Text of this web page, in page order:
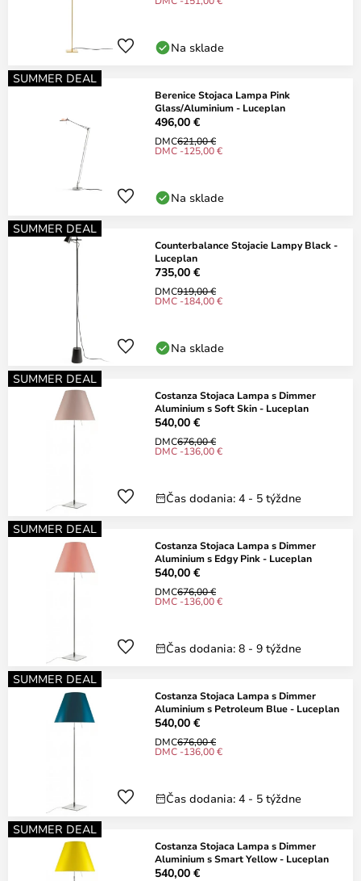
Na sklade
SUMMER DEAL
Berenice Stojaca Lampa Pink
Glass/Aluminium - Luceplan
496,00 €
DMC621,00 €
DMC -125,00 €
Na sklade
SUMMER DEAL
Counterbalance Stojacie Lampy Black -
Luceplan
735,00 €
DMC919,00 €
DMC -184,00 €
Na sklade
SUMMER DEAL
Costanza Stojaca Lampa s Dimmer
Aluminium s Soft Skin - Luceplan
540,00 €
DMC676,00 €
DMC -136,00 €
Čas dodania: 4 - 5 týždne
SUMMER DEAL
Costanza Stojaca Lampa s Dimmer
Aluminium s Edgy Pink - Luceplan
540,00 €
DMC676,00 €
DMC -136,00 €
Čas dodania: 8 - 9 týždne
SUMMER DEAL
Costanza Stojaca Lampa s Dimmer
Aluminium s Petroleum Blue - Luceplan
540,00 €
DMC676,00 €
DMC -136,00 €
Čas dodania: 4 - 5 týždne
SUMMER DEAL
Costanza Stojaca Lampa s Dimmer
Aluminium s Smart Yellow - Luceplan
540,00 €